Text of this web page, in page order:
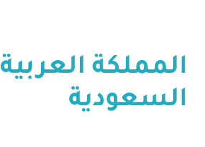
المملكة العربية
السعودية